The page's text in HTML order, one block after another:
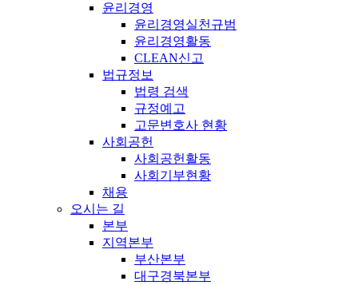
윤리경영
윤리경영실천규범
윤리경영활동
CLEAN신고
법규정보
법령 검색
규정예고
고문변호사 현황
사회공헌
사회공헌활동
사회기부현황
채용
오시는 길
본부
지역본부
부산본부
대구경북본부